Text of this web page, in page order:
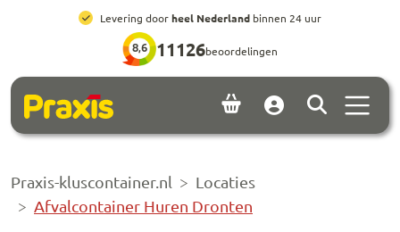
Ga naar hoofdinhoud
Ga naar footer
All-in prijzen, inclusief brengen, ophalen en huur
8,6 11126beoordelingen
Account
Praxis-kluscontainer.nl
Locaties
Afvalcontainer Huren Dronten